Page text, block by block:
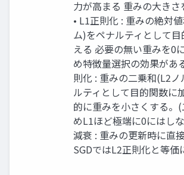
力が高まる 重みの大きさ
• L1正則化 : 重みの絶対
ム)をペナルティとして
える 必要の無い重みを0
め特徴量選択の効果があ
則化 : 重みの二乗和(L2
ルティとして目的関数に
的に重みを小さくする。
めL1ほど極端に0にはし
減衰 : 重みの更新時に直
SGDではL2正則化と等価